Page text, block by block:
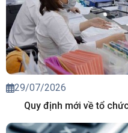
29/07/2026
Quy định mới về tổ